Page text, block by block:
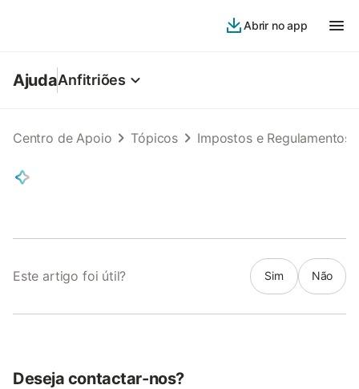
Abrir no app
AjudaAnfitriões
Centro de Apoio Tópicos Impostos e Regulamentos
Este artigo foi útil? Sim Não
Deseja contactar-nos?